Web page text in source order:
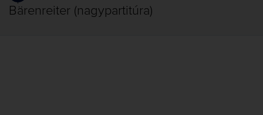
Bärenreiter (nagypartitúra)